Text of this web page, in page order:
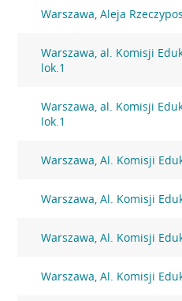
Warszawa, Aleja
Warszawa, al. Komisji
lok.1
Warszawa, al. Komisji
lok.1
Warszawa, Al. Komisji
Warszawa, Al. Komisji
Warszawa, Al. Komisji
Warszawa, Al. Komisji